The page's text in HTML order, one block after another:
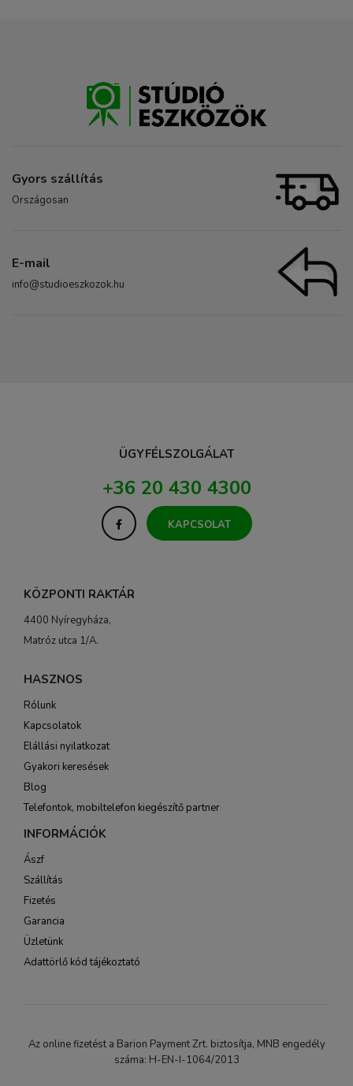
Gyors szállítás
Országosan
E-mail
info@studioeszkozok.hu
ÜGYFÉLSZOLGÁLAT
+36 20 430 4300
KAPCSOLAT
KÖZPONTI RAKTÁR
4400 Nyíregyháza,
Matróz utca 1/A.
HASZNOS
Rólunk
Kapcsolatok
Elállási nyilatkozat
Gyakori keresések
Blog
Telefontok, mobiltelefon kiegészítő partner
INFORMÁCIÓK
Ászf
Szállítás
Fizetés
Garancia
Üzletünk
Adattörlő kód tájékoztató
Az online fizetést a Barion Payment Zrt. biztosítja, MNB engedély
száma: H-EN-I-1064/2013